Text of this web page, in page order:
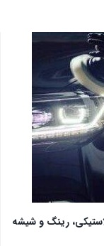
رینگ و شیشه